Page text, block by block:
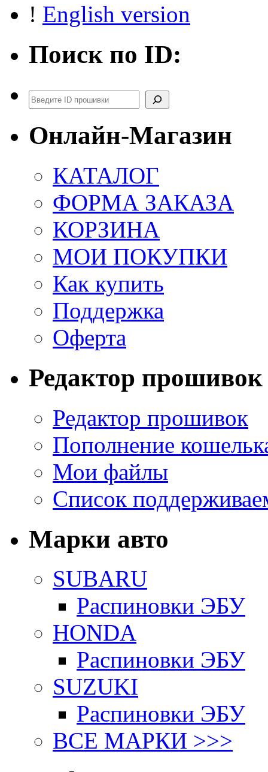
! English version
Поиск по ID:
Поиск
Онлайн-Магазин
КАТАЛОГ
ФОРМА ЗАКАЗА
КОРЗИНА
МОИ ПОКУПКИ
Как купить
Поддержка
Оферта
Редактор прошивок
Редактор прошивок
Пополнение
Мои файлы
Список
Марки авто
SUBARU
Распиновки ЭБУ
HONDA
Распиновки ЭБУ
SUZUKI
Распиновки ЭБУ
ВСЕ МАРКИ >>>